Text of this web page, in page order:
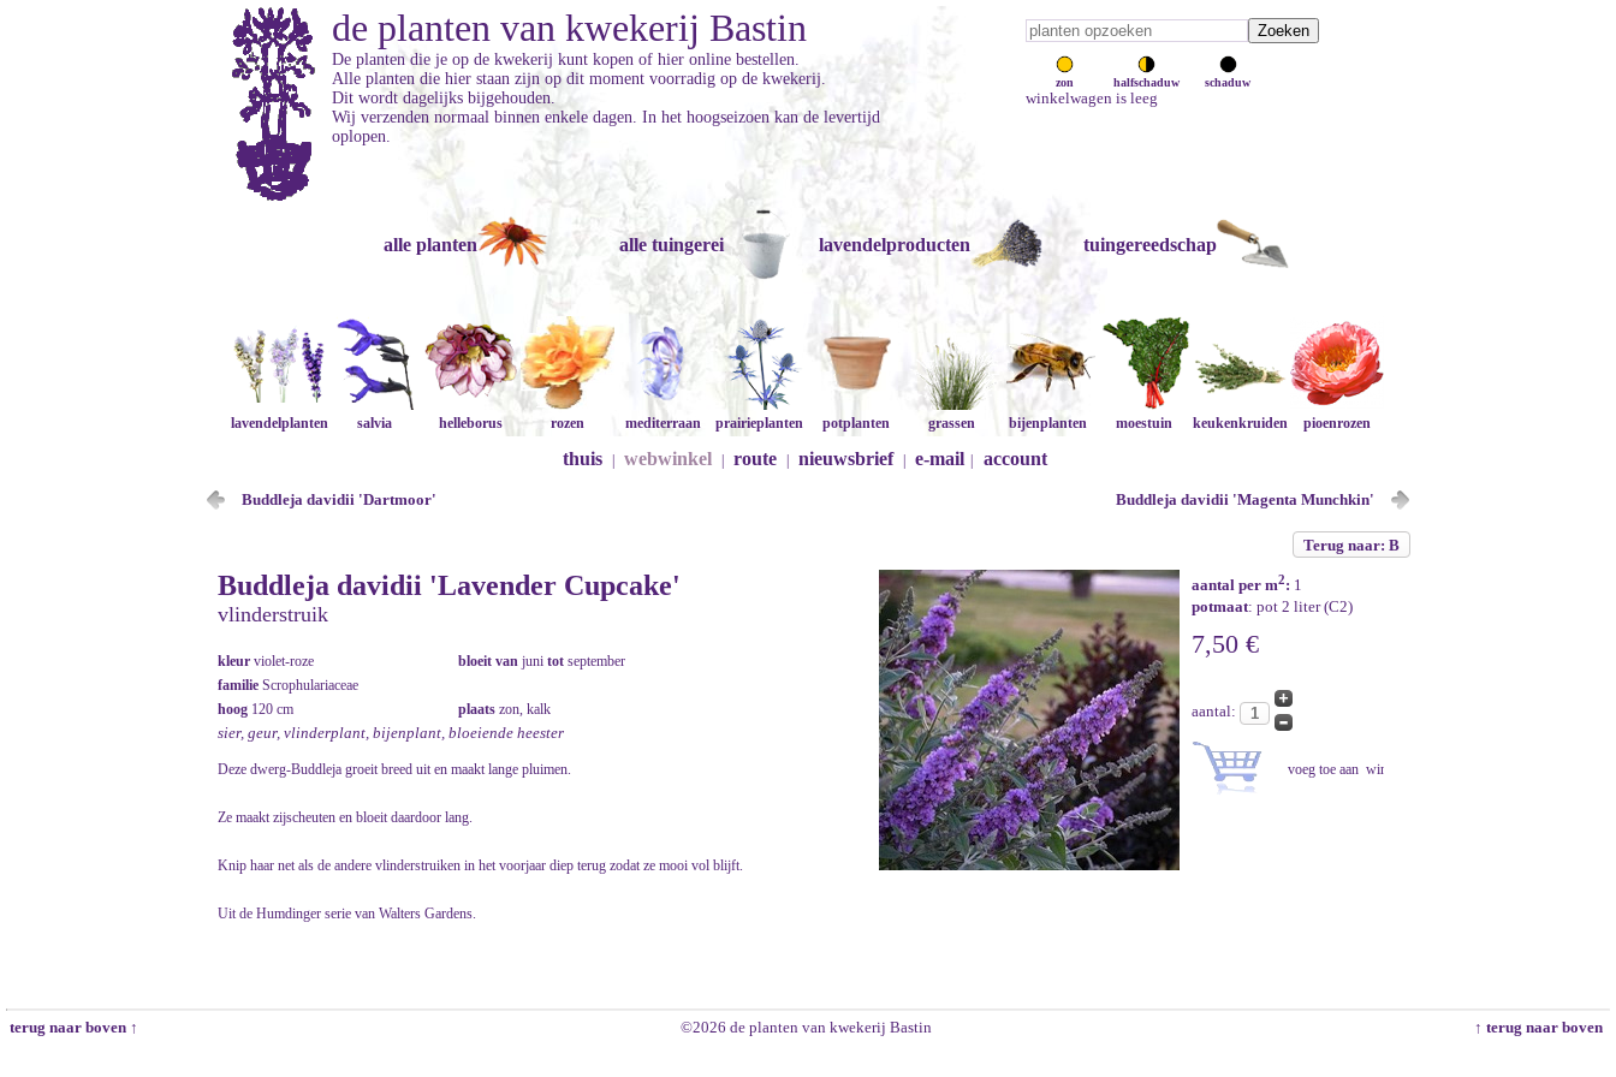
zon halfschaduw schaduw
winkelwagen is leeg
de planten van kwekerij Bastin
De planten die je op de kwekerij kunt kopen of hier online bestellen.
Alle planten die hier staan zijn op dit moment voorradig op de kwekerij.
Dit wordt dagelijks bijgehouden.
Wij verzenden normaal binnen enkele dagen. In het hoogseizoen kan de levertijd
oplopen.
alle planten alle tuingerei lavendelproducten tuingereedschap
lavendelplanten salvia helleborus rozen mediterraan prairieplanten potplanten grassen bijenplanten moestuin keukenkruiden pioenrozen
thuis webwinkel route nieuwsbrief e-mail account
Buddleja davidii 'Dartmoor' Buddleja davidii 'Magenta Munchkin'
Terug naar: B
Buddleja davidii 'Lavender Cupcake'
vlinderstruik
kleur violet-roze bloeit van juni tot september
familie Scrophulariaceae
hoog 120 cm plaats zon, kalk
sier, geur, vlinderplant, bijenplant, bloeiende heester
Deze dwerg-Buddleja groeit breed uit en maakt lange pluimen.
Ze maakt zijscheuten en bloeit daardoor lang.
Knip haar net als de andere vlinderstruiken in het voorjaar diep terug zodat ze mooi vol blijft.
Uit de Humdinger serie van Walters Gardens.
aantal per m2: 1
potmaat: pot 2 liter (C2)
7,50 €
aantal:
terug naar boven ↑ ©2026 de planten van kwekerij Bastin ↑ terug naar boven